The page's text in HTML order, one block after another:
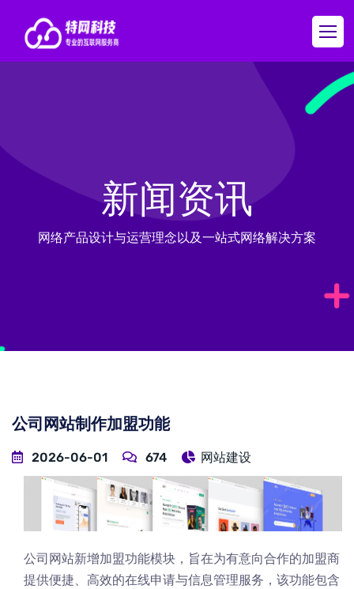
新闻资讯
网络产品设计与运营理念以及一站式网络解决方案
公司网站制作加盟功能
2026-06-01 674 网站建设
公司网站新增加盟功能模块，旨在为有意向合作的加盟商
提供便捷、高效的在线申请与信息管理服务，该功能包含